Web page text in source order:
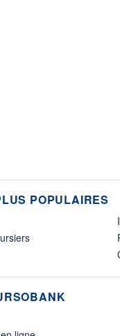
POPULAIRES